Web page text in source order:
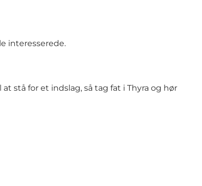
interesserede.
stå for et indslag, så tag fat i Thyra og hør